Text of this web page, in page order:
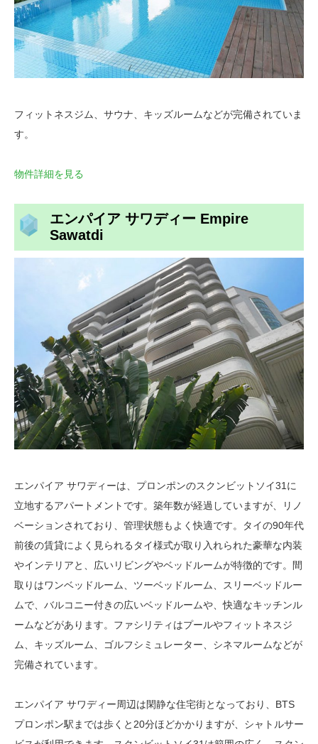
フィットネスジム、サウナ、キッズルームなどが完備されていま
す。
物件詳細を見る
エンパイア サワディー Empire
Sawatdi
エンパイア サワディーは、プロンポンのスクンビットソイ31に
立地するアパートメントです。築年数が経過していますが、リノ
ベーションされており、管理状態もよく快適です。タイの90年代
前後の賃貸によく見られるタイ様式が取り入れられた豪華な内装
やインテリアと、広いリビングやベッドルームが特徴的です。間
取りはワンベッドルーム、ツーベッドルーム、スリーベッドルー
ムで、バルコニー付きの広いベッドルームや、快適なキッチンル
ームなどがあります。ファシリティはプールやフィットネスジ
ム、キッズルーム、ゴルフシミュレーター、シネマルームなどが
完備されています。
エンパイア サワディー周辺は閑静な住宅街となっており、BTS
プロンポン駅までは歩くと20分ほどかかりますが、シャトルサー